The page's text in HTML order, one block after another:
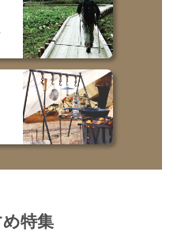
特集